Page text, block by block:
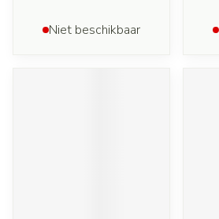
Niet beschikbaar